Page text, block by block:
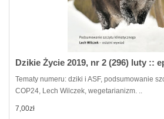
Dzikie Życie 2019, nr 2 (296) luty ::
Tematy numeru: dziki i ASF, podsumowanie
COP24, Lech Wilczek, wegetarianizm. ..
7,00zł